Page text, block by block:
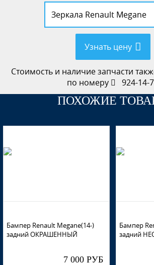
Узнать цену
Стоимость и наличие запчасти
по номеру
924-14-
ПОХОЖИЕ
Бампер Renault Megane(14-)
задний ОКРАШЕННЫЙ
7 000 РУБ
Бампер
задний